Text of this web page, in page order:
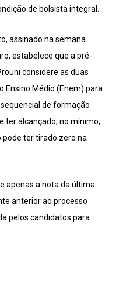
de bolsista integral.
assinado na semana
estabelece que a pré-
considere as duas
Ensino Médio (Enem) para
de formação
ter alcançado, no mínimo,
pode ter tirado zero na
apenas a nota da última
anterior ao processo
pelos candidatos para